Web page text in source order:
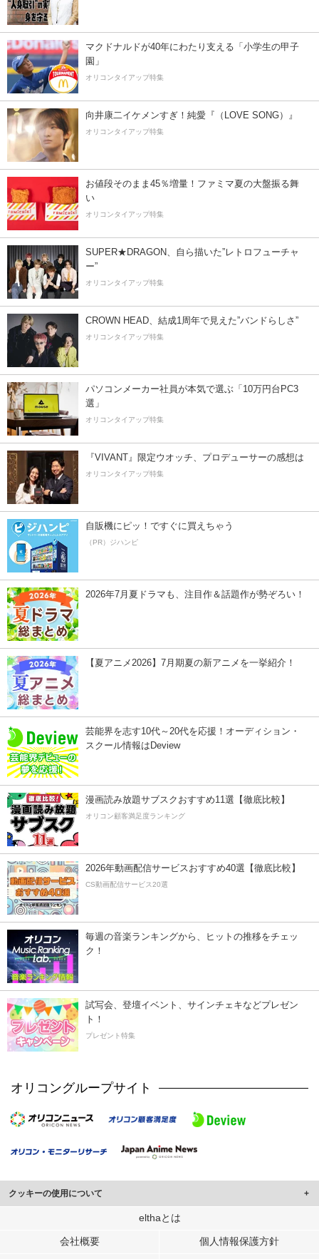
マクドナルドが40年にわたり支える「小学生の甲子
園」
オリコンタイアップ特集
向井康二イケメンすぎ！純愛『（LOVE SONG）』
オリコンタイアップ特集
お値段そのまま45％増量！ファミマ夏の大盤振る舞
い
オリコンタイアップ特集
SUPER★DRAGON、自ら描いた”レトロフューチャ
ー”
オリコンタイアップ特集
CROWN HEAD、結成1周年で見えた”バンドらしさ”
オリコンタイアップ特集
パソコンメーカー社員が本気で選ぶ「10万円台PC3
選」
オリコンタイアップ特集
『VIVANT』限定ウオッチ、プロデューサーの感想は
オリコンタイアップ特集
自販機にピッ！ですぐに買えちゃう
（PR）ジハンピ
2026年7月夏ドラマも、注目作＆話題作が勢ぞろい！
【夏アニメ2026】7月期夏の新アニメを一挙紹介！
芸能界を志す10代～20代を応援！オーディション・
スクール情報はDeview
漫画読み放題サブスクおすすめ11選【徹底比較】
オリコン顧客満足度ランキング
2026年動画配信サービスおすすめ40選【徹底比較】
CS動画配信サービス20選
毎週の音楽ランキングから、ヒットの推移をチェッ
ク！
試写会、登壇イベント、サインチェキなどプレゼン
ト！
プレゼント特集
オリコングループサイト
クッキーの使用について
このサイトでは Cookie を使用して、ユーザーに合わせたコンテンツや広告の
行っています。
elthaとは
会社概要 個人情報保護方針